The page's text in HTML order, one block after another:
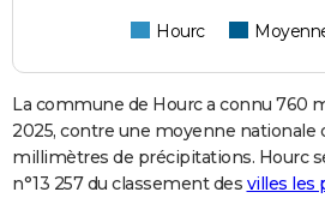
Hourc
La commune de Hourc a connu 760
2025, contre une moyenne nationale
millimètres de précipitations. Hourc
n°13 257 du classement des villes les